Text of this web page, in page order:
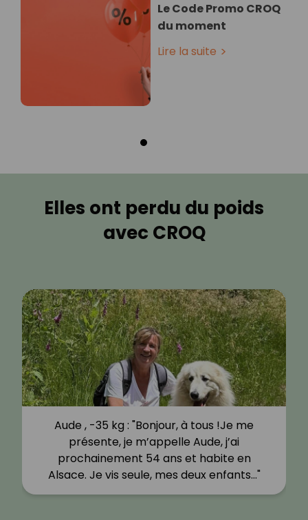
Le Code Promo CROQ
du moment
Lire la suite
Elles ont perdu du poids
avec CROQ
Aude , -35 kg : "Bonjour, à tous !Je me
présente, je m’appelle Aude, j’ai
prochainement 54 ans et habite en
Alsace. Je vis seule, mes deux enfants…"